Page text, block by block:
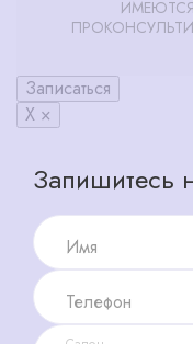
Записаться
X ×
Запишитесь
Имя
Телефон